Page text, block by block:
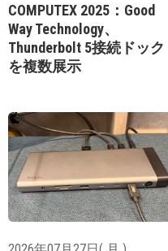
COMPUTEX 2025：Good
Way Technology、
Thunderbolt 5接続ドック
を複数展示